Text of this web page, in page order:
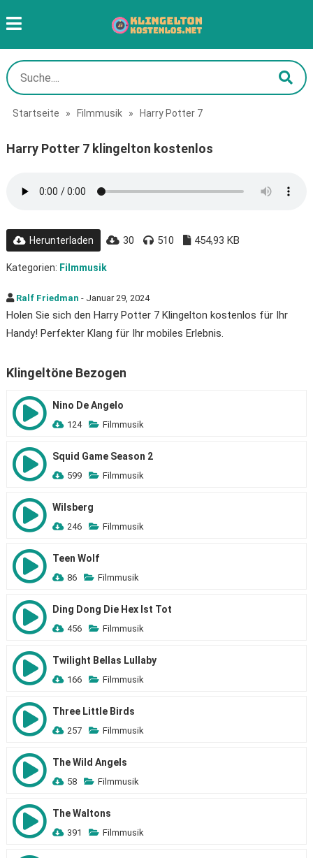
Startseite » Filmmusik » Harry Potter 7
Harry Potter 7 klingelton kostenlos
Herunterladen 30 510 454,93 KB
Kategorien: Filmmusik
Ralf Friedman - Januar 29, 2024
Holen Sie sich den Harry Potter 7 Klingelton kostenlos für Ihr
Handy! Perfekter Klang für Ihr mobiles Erlebnis.
Klingeltöne Bezogen
Nino De Angelo
124 Filmmusik
Squid Game Season 2
599 Filmmusik
Wilsberg
246 Filmmusik
Teen Wolf
86 Filmmusik
Ding Dong Die Hex Ist Tot
456 Filmmusik
Twilight Bellas Lullaby
166 Filmmusik
Three Little Birds
257 Filmmusik
The Wild Angels
58 Filmmusik
The Waltons
391 Filmmusik